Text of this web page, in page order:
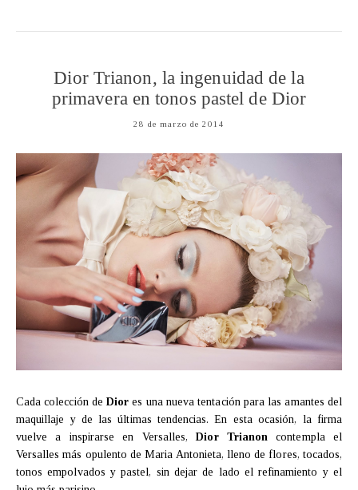
Dior Trianon, la ingenuidad de la
primavera en tonos pastel de Dior
28 de marzo de 2014
Cada colección deDior es una nueva tentación para las amantes del
maquillaje y de las últimas tendencias. En esta ocasión, la firma
vuelve a inspirarse en Versalles,Dior Trianon contempla el
Versalles más opulento de Maria Antonieta, lleno de flores, tocados,
tonos empolvados y pastel, sin dejar de lado el refinamiento y el